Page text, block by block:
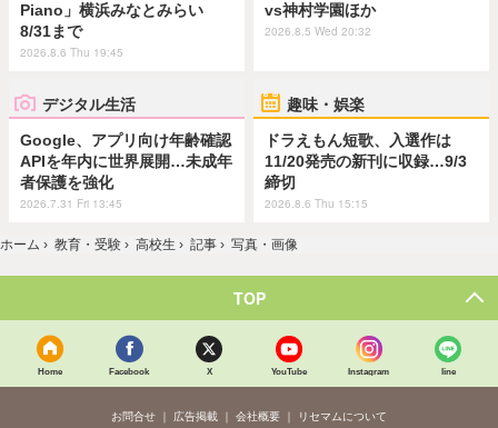
Piano」横浜みなとみらい
8/31まで
2026.8.6 Thu 19:45
vs神村学園ほか
2026.8.5 Wed 20:32
デジタル生活
Google、アプリ向け年齢確認
APIを年内に世界展開…未成年
者保護を強化
2026.7.31 Fri 13:45
趣味・娯楽
ドラえもん短歌、入選作は
11/20発売の新刊に収録…9/3
締切
2026.8.6 Thu 15:15
ホーム › 教育・受験 › 高校生 › 記事 › 写真・画像
TOP
Home Facebook X YouTube Instagram line
お問合せ 広告掲載 会社概要
リセマムについて